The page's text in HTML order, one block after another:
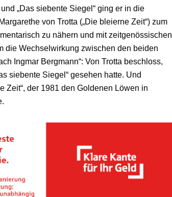
„Das siebente Siegel“ ging er in die
von Trotta („Die bleierne Zeit“) zum
zu nähern und mit zeitgenössischen
die Wechselwirkung zwischen den beiden
Ingmar Bergmann“: Von Trotta beschloss,
siebente Siegel“ gesehen hatte. Und
Zeit“, der 1981 den Goldenen Löwen in